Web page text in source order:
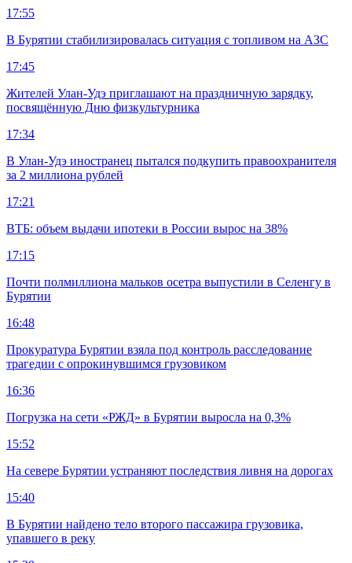
17:55
В Бурятии стабилизировалась ситуация с топливом на АЗС
17:45
Жителей Улан-Удэ приглашают на праздничную зарядку,
посвящённую Дню физкультурника
17:34
В Улан-Удэ иностранец пытался подкупить правоохранителя
за 2 миллиона рублей
17:21
ВТБ: объем выдачи ипотеки в России вырос на 38%
17:15
Почти полмиллиона мальков осетра выпустили в Селенгу в
Бурятии
16:48
Прокуратура Бурятии взяла под контроль расследование
трагедии с опрокинувшимся грузовиком
16:36
Погрузка на сети «РЖД» в Бурятии выросла на 0,3%
15:52
На севере Бурятии устраняют последствия ливня на дорогах
15:40
В Бурятии найдено тело второго пассажира грузовика,
упавшего в реку